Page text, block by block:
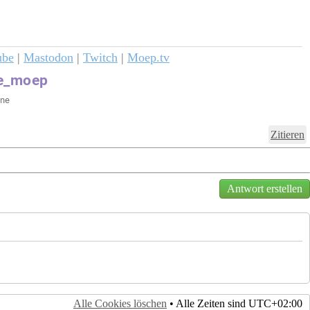
| Mastodon | Twitch | Moep.tv
Zitieren
Antwort erstellen
Alle Cookies löschen • Alle Zeiten sind UTC+02:00